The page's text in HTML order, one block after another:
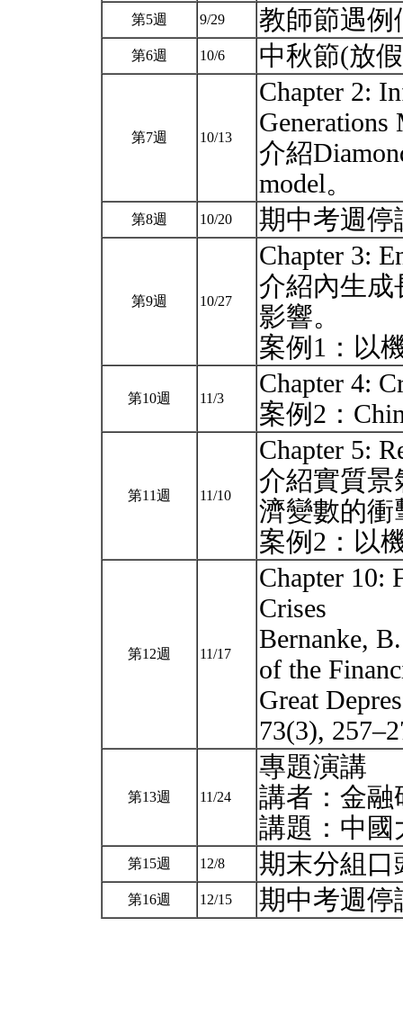
第5週 9/29 教師節遇
第6週 10/6 中秋節(放
第7週 10/13
Chapter 2:
Generations
介紹
model。
第8週 10/20 期中考週
第9週 10/27
Chapter 3:
介紹內生成
影響。
案例1：以
第10週 11/3
Chapter 4:
案例2：
第11週 11/10
Chapter 5:
介紹實質景
濟變數的衝
案例2：以
第12週 11/17
Chapter 10:
Crises
Bernanke,
of the
Great
73(3),
第13週 11/24
專題演講
講者：金融
講題：中
第15週 12/8 期末分組
第16週 12/15 期中考週